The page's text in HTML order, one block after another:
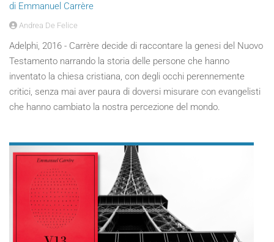
di Emmanuel Carrère
Andrea De Felice
Adelphi, 2016 - Carrère decide di raccontare la genesi del Nuovo
Testamento narrando la storia delle persone che hanno
inventato la chiesa cristiana, con degli occhi perennemente
critici, senza mai aver paura di doversi misurare con evangelisti
che hanno cambiato la nostra percezione del mondo.